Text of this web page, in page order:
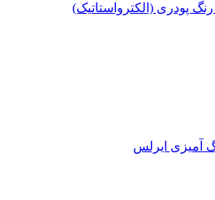
پودری (الکترواستاتیک)
آمیزی ایرلس